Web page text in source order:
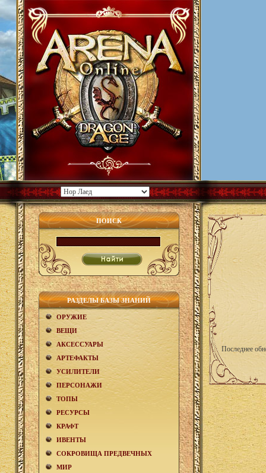
ПОИСК
РАЗДЕЛЫ БАЗЫ ЗНАНИЙ
ОРУЖИЕ
ВЕЩИ
АКCЕСCУАРЫ
АРТЕФАКТЫ
УСИЛИТЕЛИ
ПЕРСОНАЖИ
ТОПЫ
РЕСУРСЫ
КРАФТ
ИВЕНТЫ
СОКРОВИЩА ПРЕДВЕЧНЫХ
МИР
Последнее